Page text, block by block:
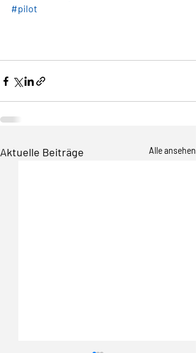
#pilot
Aktuelle Beiträge Alle ansehen